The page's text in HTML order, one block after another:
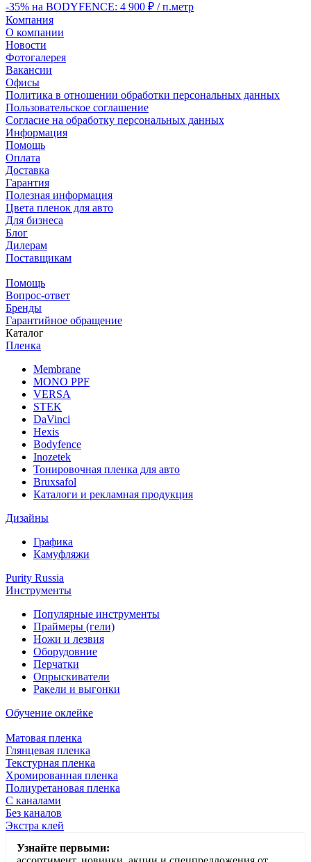
-35% на BODYFENCE: 4 900 ₽ / п.метр
Компания
О компании
Новости
Фотогалерея
Вакансии
Офисы
Политика в отношении обработки персональных данных
Пользовательское соглашение
Согласие на обработку персональных данных
Информация
Помощь
Оплата
Доставка
Гарантия
Полезная информация
Цвета пленок для авто
Для бизнеса
Блог
Дилерам
Поставщикам
Помощь
Вопрос-ответ
Бренды
Гарантийное обращение
Каталог
Пленка
Membrane
MONO PPF
VERSA
STEK
DaVinci
Hexis
Bodyfence
Inozetek
Тонировочная пленка для авто
Bruxsafol
Каталоги и рекламная продукция
Дизайны
Графика
Камуфляжи
Purity Russia
Инструменты
Популярные инструменты
Праймеры (гели)
Ножи и лезвия
Оборудовние
Перчатки
Опрыскиватели
Ракели и выгонки
Обучение оклейке
Матовая пленка
Глянцевая пленка
Текстурная пленка
Хромированная пленка
Полиуретановая пленка
С каналами
Без каналов
Экстра клей
Узнайте первыми: